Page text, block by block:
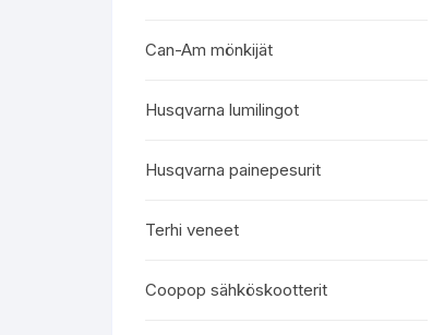
Can-Am mönkijät
Husqvarna lumilingot
Husqvarna painepesurit
Terhi veneet
Coopop sähköskootterit